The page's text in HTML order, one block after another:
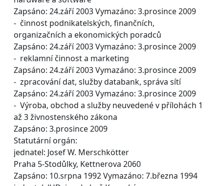
Zapsáno: 24.září 2003 Vymazáno: 3.prosince 2009
- činnost podnikatelských, finančních,
organizačních a ekonomických poradců
Zapsáno: 24.září 2003 Vymazáno: 3.prosince 2009
- reklamní činnost a marketing
Zapsáno: 24.září 2003 Vymazáno: 3.prosince 2009
- zpracování dat, služby databank, správa sítí
Zapsáno: 24.září 2003 Vymazáno: 3.prosince 2009
- Výroba, obchod a služby neuvedené v přílohách 1
až 3 živnostenského zákona
Zapsáno: 3.prosince 2009
Statutární orgán:
jednatel: Josef W. Merschkötter
Praha 5-Stodůlky, Kettnerova 2060
Zapsáno: 10.srpna 1992 Vymazáno: 7.března 1994